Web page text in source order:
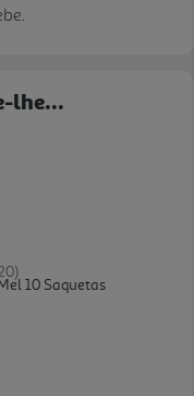
lhe...
10 Saquetas